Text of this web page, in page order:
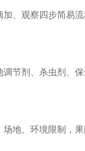
、观察四步简易
节剂、杀虫剂、
地、环境限制，